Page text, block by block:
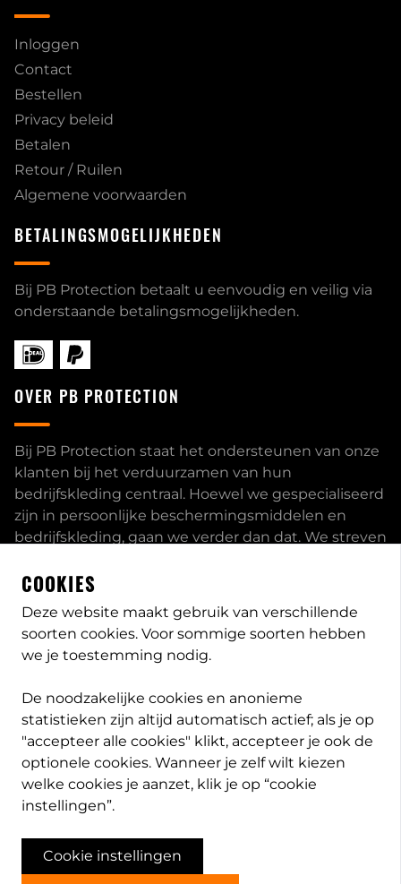
Inloggen
Contact
Bestellen
Privacy beleid
Betalen
Retour / Ruilen
Algemene voorwaarden
BETALINGSMOGELIJKHEDEN
Bij PB Protection betaalt u eenvoudig en veilig via
onderstaande betalingsmogelijkheden.
OVER PB PROTECTION
Bij PB Protection staat het ondersteunen van onze
klanten bij het verduurzamen van hun
bedrijfskleding centraal. Hoewel we gespecialiseerd
zijn in persoonlijke beschermingsmiddelen en
bedrijfskleding, gaan we verder dan dat. We streven
bieden een uitgebreid servicepakket aan, inclusief
Dit zijn enkele van onze mogelijkheden. Heeft u
speciale wensen, neemcontact
PB-Protection
info@pb-protection.nl
040 2063026
COOKIES
Deze website maakt gebruik van verschillende
soorten cookies. Voor sommige soorten hebben
we je toestemming nodig.
De noodzakelijke cookies en anonieme
statistieken zijn altijd automatisch actief; als je op
"accepteer alle cookies" klikt, accepteer je ook de
optionele cookies. Wanneer je zelf wilt kiezen
welke cookies je aanzet, klik je op “cookie
instellingen”.
Cookie instellingen